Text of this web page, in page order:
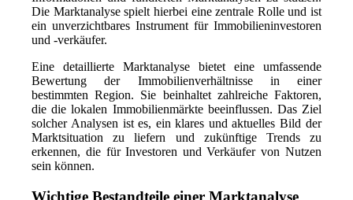
Die Marktanalyse spielt hierbei eine zentrale Rolle und ist
ein unverzichtbares Instrument für Immobilieninvestoren
und -verkäufer.
Eine detaillierte Marktanalyse bietet eine umfassende
Bewertung der Immobilienverhältnisse in einer
bestimmten Region. Sie beinhaltet zahlreiche Faktoren,
die die lokalen Immobilienmärkte beeinflussen. Das Ziel
solcher Analysen ist es, ein klares und aktuelles Bild der
Marktsituation zu liefern und zukünftige Trends zu
erkennen, die für Investoren und Verkäufer von Nutzen
sein können.
Wichtige Bestandteile einer Marktanalyse